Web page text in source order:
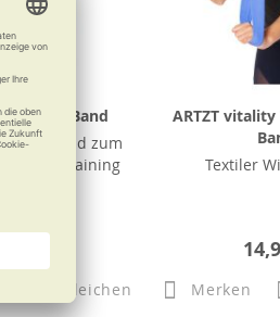
Power Band
zum
Vergleichen
ARTZT
Textiler
Merken